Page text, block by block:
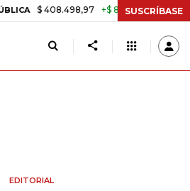
$ 408.498,97 +$ 8.753,81 +2,19%
SUSCRÍBASE
EDITORIAL